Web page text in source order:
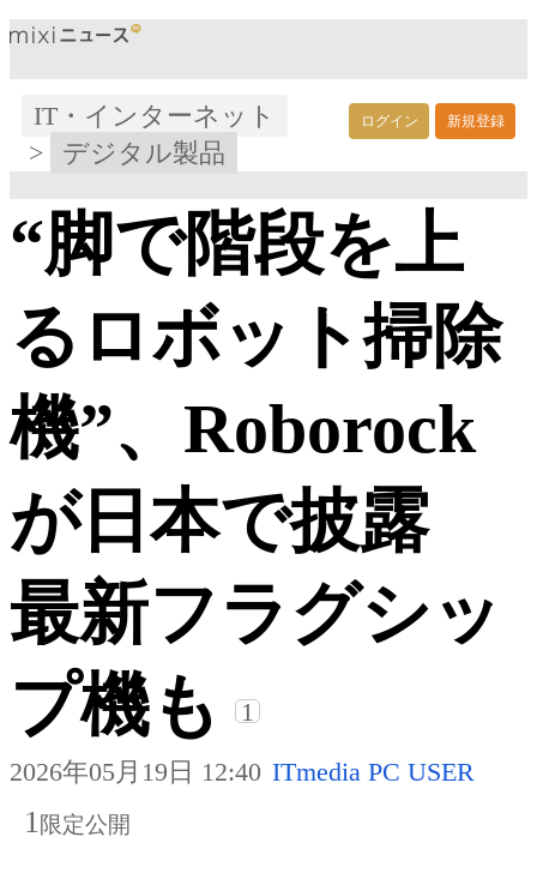
ログイン 新規登録
IT・インターネット
>
デジタル製品
“脚で階段を上
るロボット掃除
機”、Roborock
が日本で披露
最新フラグシッ
プ機も
1
2026年05月19日 12:40 ITmedia PC USER
1 限定公開